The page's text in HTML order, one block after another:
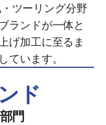
ツーリング分野
ランドが一体と
げ加工に至るま
ています。
ド
門